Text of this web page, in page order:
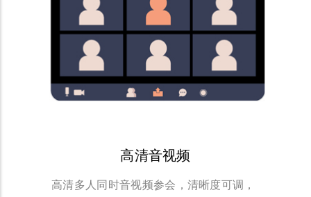
高清音视频
高清多人同时音视频参会，清晰度可调，